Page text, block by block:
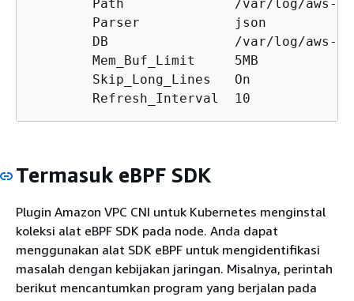
Path              /var/log/aws-
        Parser            json
DB                /var/log/aws-
        Mem_Buf_Limit     5MB
        Skip_Long_Lines   On
        Refresh_Interval  10
Termasuk eBPF SDK
Plugin Amazon VPC CNI untuk Kubernetes menginstal
koleksi alat eBPF SDK pada node. Anda dapat
menggunakan alat SDK eBPF untuk mengidentifikasi
masalah dengan kebijakan jaringan. Misalnya, perintah
berikut mencantumkan program yang berjalan pada